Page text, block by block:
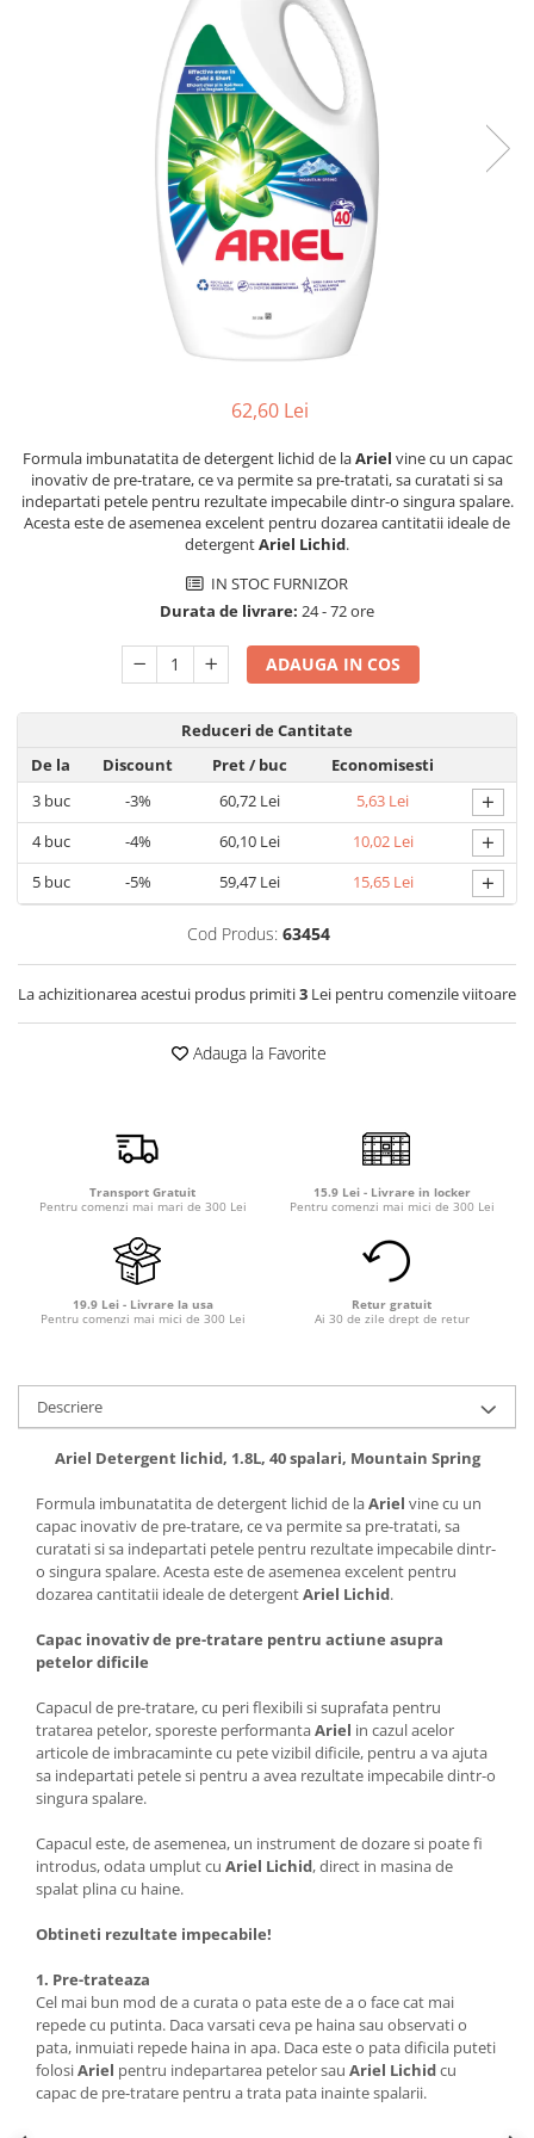
Soluții anticalcar, piatră și rugină
Soluții desfundat țevi
Detergenți diverse suprafețe
Covoare și tapițerii
Curățare universală
Dezinfectanți suprafețe
Gresie, piatră și granit
Universal
Detergenți rufe
Detergent rufe capsule
Detergent rufe pudră
Balsam de rufe
Înălbitor și îndepărtare pete
Odorizanți
Odorizanți cameră
Produse pentru ras
Produse pentru ten
Îngrijire bebeluși
Șervețele umede
62,60 Lei
Formula imbunatatita de detergent lichid de laAriel vine cu un capac
inovativ de pre-tratare, ce va permite sa pre-tratati, sa curatati si sa
indepartati petele pentru rezultate impecabile dintr-o singura spalare.
Acesta este de asemenea excelent pentru dozarea cantitatii ideale de
detergentAriel Lichid.
IN STOC FURNIZOR
Durata de livrare: 24 - 72 ore
ADAUGA IN COS
Reduceri de Cantitate
De la
Discount Pret/ buc
Economisesti
3buc -3% 60,72 Lei 5,63 Lei +
4buc -4% 60,10 Lei 10,02 Lei +
5buc -5% 59,47 Lei 15,65 Lei +
Cod Produs: 63454
La achizitionarea acestui produs primiti3 Lei pentru comenzile viitoare
Adauga la Favorite
Transport Gratuit
Pentru comenzi mai mari de 300 Lei
15.9 Lei - Livrare in locker
Pentru comenzi mai mici de 300 Lei
19.9 Lei - Livrare la usa
Pentru comenzi mai mici de 300 Lei
Retur gratuit
Ai 30 de zile drept de retur
Descriere
Ariel Detergent lichid, 1.8L, 40 spalari, Mountain Spring
Formula imbunatatita de detergent lichid de laAriel vine cu un
capac inovativ de pre-tratare, ce va permite sa pre-tratati, sa
curatati si sa indepartati petele pentru rezultate impecabile dintr-
o singura spalare. Acesta este de asemenea excelent pentru
dozarea cantitatii ideale de detergentAriel Lichid.
Capac inovativ de pre-tratare pentru actiune asupra
petelor dificile
Capacul de pre-tratare, cu peri flexibili si suprafata pentru
tratarea petelor, sporeste performantaAriel in cazul acelor
articole de imbracaminte cu pete vizibil dificile, pentru a va ajuta
sa indepartati petele si pentru a avea rezultate impecabile dintr-o
singura spalare.
Capacul este, de asemenea, un instrument de dozare si poate fi
introdus, odata umplut cu Ariel Lichid, direct in masina de
spalat plina cu haine.
Obtineti rezultate impecabile!
1. Pre-trateaza
Cel mai bun mod de a curata o pata este de a o face cat mai
repede cu putinta. Daca varsati ceva pe haina sau observati o
pata, inmuiati repede haina in apa. Daca este o pata dificila puteti
folosiAriel pentru indepartarea petelor sau Ariel Lichidcu
capac de pre-tratare pentru a trata pata inainte spalarii.